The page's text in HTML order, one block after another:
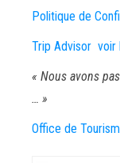
Politique de
Trip Advisor voir
« Nous avons
… »
Office de